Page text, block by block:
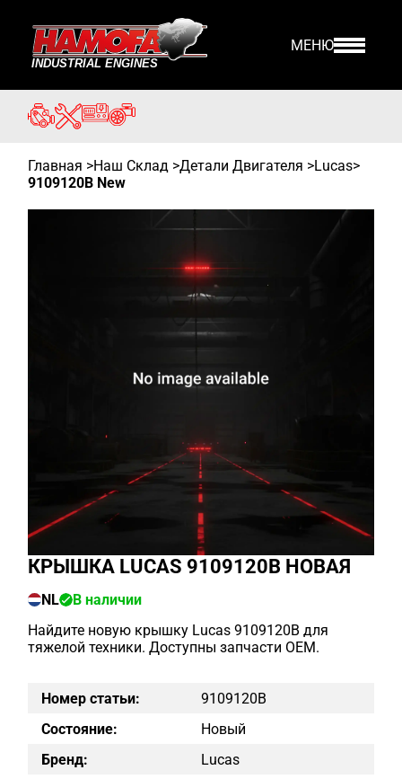
МЕНЮ
Главная >Наш Склад >Детали Двигателя >Lucas>
9109120B New
КРЫШКА LUCAS 9109120B НОВАЯ
NL
В наличии
Найдите новую крышку Lucas 9109120B для
тяжелой техники. Доступны запчасти OEM.
Номер статьи:
9109120B
Состояние:
Новый
Бренд:
Lucas